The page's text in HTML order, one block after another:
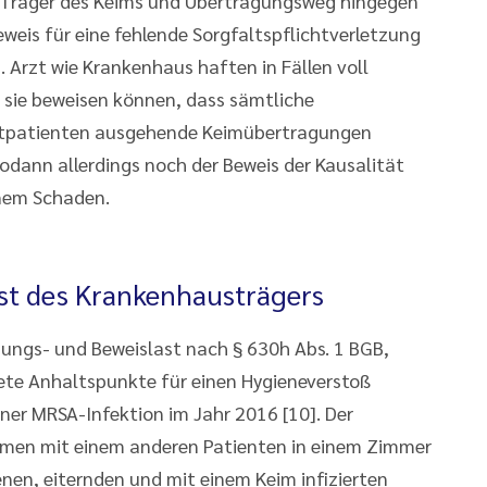
für eine fehlende Sorgfaltspflichtverletzung
Arzt wie Krankenhaus haften in Fällen voll
beweisen können, dass sämtliche
ausgehende Keimübertragungen
allerdings noch der Beweis der Kausalität
Schaden.
des Krankenhausträgers
und Beweislast nach § 630h Abs. 1 BGB,
Anhaltspunkte für einen Hygieneverstoß
MRSA-Infektion im Jahr 2016 [10]. Der
mit einem anderen Patienten in einem Zimmer
eiternden und mit einem Keim infizierten